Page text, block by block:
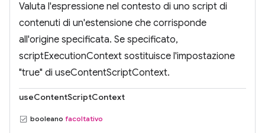
Valuta l'espressione nel contesto di uno script di
contenuti di un'estensione che corrisponde
all'origine specificata. Se specificato,
scriptExecutionContext sostituisce l'impostazione
"true" di useContentScriptContext.
useContentScriptContext
booleano facoltativo